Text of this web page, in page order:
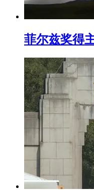
菲尔兹奖得